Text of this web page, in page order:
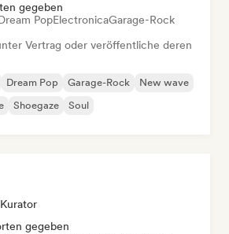
gegeben
PopElectronicaGarage-Rock
Vertrag oder veröffentliche deren
Dream Pop Garage-Rock
New wave
Shoegaze Soul
gegeben